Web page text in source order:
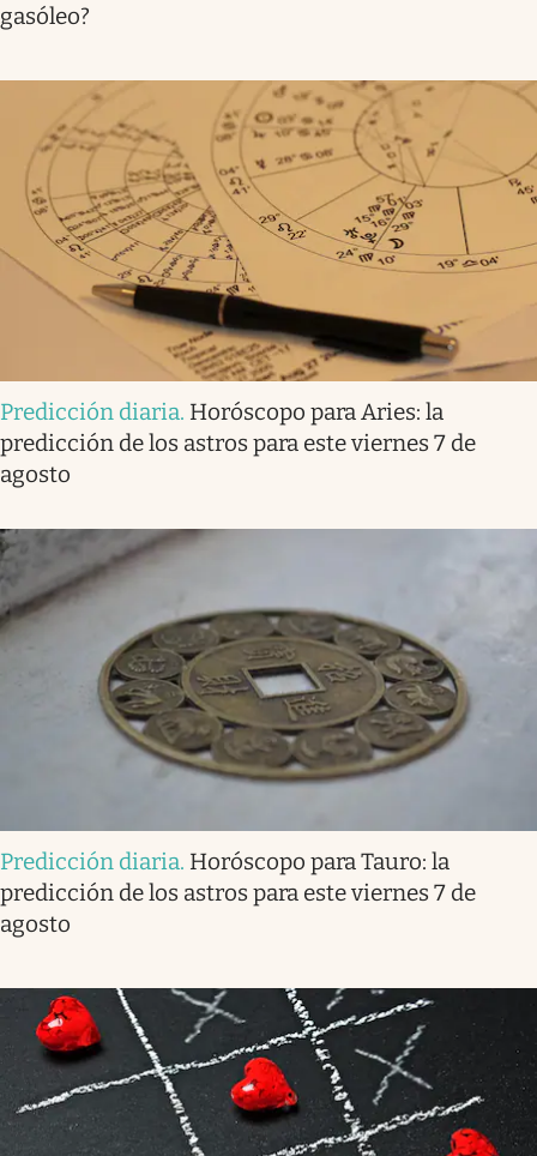
gasóleo?
Predicción diaria. Horóscopo para Aries: la
predicción de los astros para este viernes 7 de
agosto
Predicción diaria. Horóscopo para Tauro: la
predicción de los astros para este viernes 7 de
agosto